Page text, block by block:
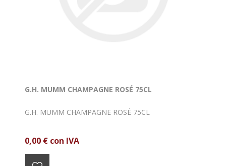
G.H. MUMM CHAMPAGNE ROSÉ 75CL
G.H. MUMM CHAMPAGNE ROSÉ 75CL
0,00 € con IVA